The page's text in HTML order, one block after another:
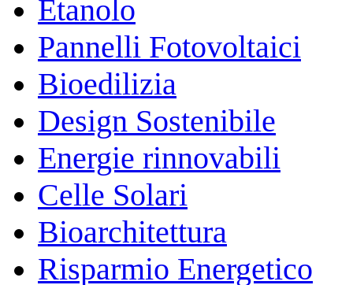
Etanolo
Pannelli Fotovoltaici
Bioedilizia
Design Sostenibile
Energie rinnovabili
Celle Solari
Bioarchitettura
Risparmio Energetico